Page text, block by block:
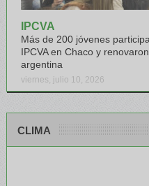
IPCVA
Más de 200 jóvenes
IPCVA en Chaco y
argentina
viernes, julio 10, 2026
CLIMA